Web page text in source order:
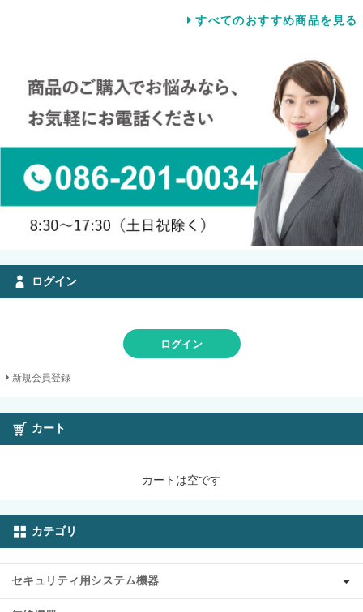
すべてのおすすめ商品を見る
ログイン
ログイン
新規会員登録
カート
カートは空です
カテゴリ
セキュリティ用システム機器